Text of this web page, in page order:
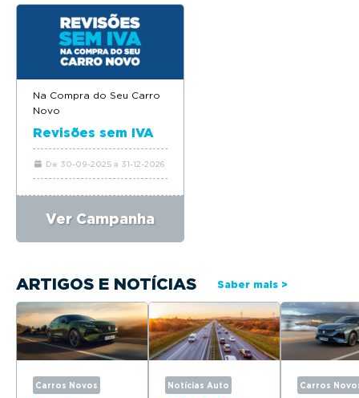
Na Compra do Seu Carro
Novo
Revisões sem IVA
De 30-09-2025 a 31-12-2026
Ver Campanha
ARTIGOS E NOTÍCIAS Saber mais >
Carros Novos Notícias Auto Carros